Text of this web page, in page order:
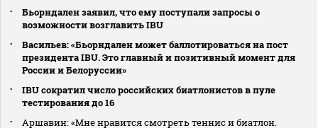
Бьорндален заявил, что ему поступали запросы о
возможности возглавить IBU
Васильев: «Бьорндален может баллотироваться на пост
президента IBU. Это главный и позитивный момент для
России и Белоруссии»
IBU сократил число российских биатлонистов в пуле
тестирования до 16
Аршавин: «Мне нравится смотреть теннис и биатлон.